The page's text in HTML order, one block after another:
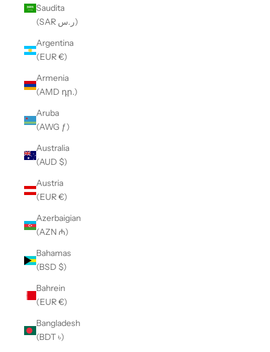
Saudita
(SAR ر.س)
Argentina
(EUR €)
Armenia
(AMD դր.)
Aruba
(AWG ƒ)
Australia
(AUD $)
Austria
(EUR €)
Azerbaigian
(AZN ₼)
Bahamas
(BSD $)
Bahrein
(EUR €)
Bangladesh
(BDT ৳)